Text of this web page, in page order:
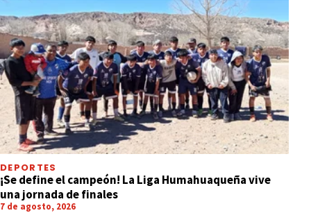
DEPORTES
¡Se define el campeón! La Liga Humahuaqueña vive
una jornada de finales
7 de agosto, 2026